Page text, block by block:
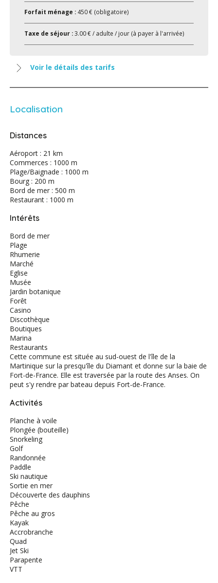
Forfait ménage : 450 € (obligatoire)
Taxe de séjour :3.00 € / adulte / jour (à payer à l'arrivée)
Voir le détails des tarifs
Localisation
Distances
Aéroport : 21 km
Commerces : 1000 m
Plage/Baignade : 1000 m
Bourg : 200 m
Bord de mer : 500 m
Restaurant : 1000 m
Intérêts
Bord de mer
Plage
Rhumerie
Marché
Eglise
Musée
Jardin botanique
Forêt
Casino
Discothèque
Boutiques
Marina
Restaurants
Cette commune est située au sud-ouest de l'île de la
Martinique sur la presqu'île du Diamant et donne sur la baie de
Fort-de-France. Elle est traversée par la route des Anses. On
peut s'y rendre par bateau depuis Fort-de-France.
Activités
Planche à voile
Plongée (bouteille)
Snorkeling
Golf
Randonnée
Paddle
Ski nautique
Sortie en mer
Découverte des dauphins
Pêche
Pêche au gros
Kayak
Accrobranche
Quad
Jet Ski
Parapente
VTT